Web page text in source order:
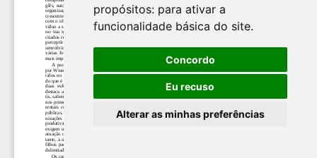
propósitos: para ativar a
funcionalidade básica do site.
Concordo
Eu recuso
Alterar as minhas preferências